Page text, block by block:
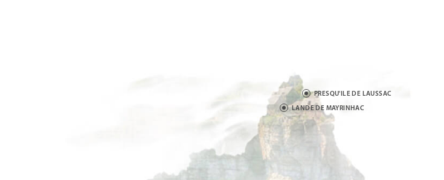
PRESQU'ILE DE LAUSSAC
LANDE DE MAYRINHAC